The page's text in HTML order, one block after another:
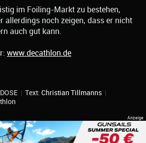
im Foiling-Markt zu bestehen,
allerdings noch zeigen, dass er nicht
auch gut kann.
www.decathlon.de
| Text: Christian Tillmanns |